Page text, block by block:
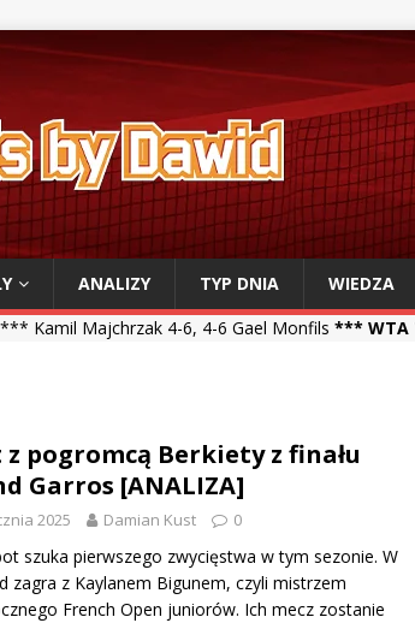
ANALIZY TYP DNIA WIEDZA
4-6, 4-6 Gael Monfils*** WTA Toronto ***
pogromcą Berkiety z finału
Garros [ANALIZA]
2025 Damian Kust 0
szuka pierwszego zwycięstwa w tym sezonie. W
zagra z Kaylanem Bigunem, czyli mistrzem
French Open juniorów. Ich mecz zostanie